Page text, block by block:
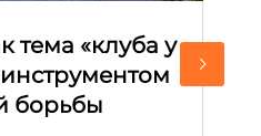
тема «клуба у
борьбы